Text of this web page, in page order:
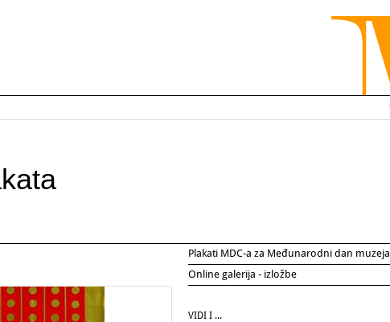
Plakati MDC-a za Međunarodni dan muzeja
Online galerija - izložbe
VIDI I ...